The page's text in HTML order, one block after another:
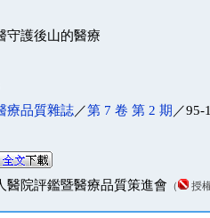
守護後山的醫療
療品質雜誌／第 7 卷 第 2 期 ／95-
醫院評鑑暨醫療品質策進會 （ 授